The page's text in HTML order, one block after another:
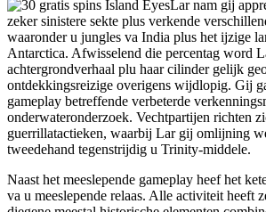
Lar nam gij
zeker sinistere sekte plus verkende
waaronder u jungles va India plus het ijzige
Antarctica. Afwisselend die percentag word
achtergrondverhaal plu haar cilinder gelijk
ontdekkingsreizige overigens wijdlopig. Gij
gameplay betreffende verbeterde
onderwateronderzoek. Vechtpartijen richten
guerrillatactieken, waarbij Lar gij omlijning
tweedehand tegenstrijdig u Trinity-middele.
Naast het meeslepende gameplay heef het
va u meeslepende relaas. Alle activiteit heeft